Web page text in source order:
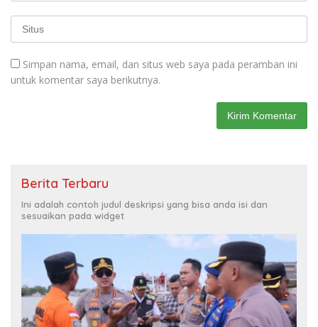
Simpan nama, email, dan situs web saya pada peramban ini
untuk komentar saya berikutnya.
Berita Terbaru
Ini adalah contoh judul deskripsi yang bisa anda isi dan
sesuaikan pada widget